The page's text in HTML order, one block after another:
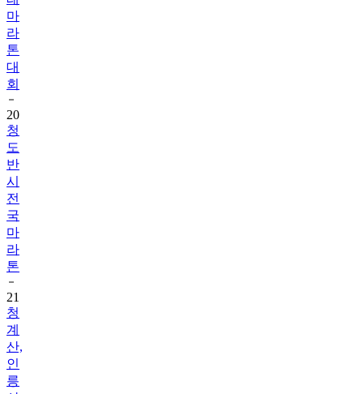
마
라
톤
대
회
20
청
도
반
시
전
국
마
라
톤
21
청
계
산,
인
릉